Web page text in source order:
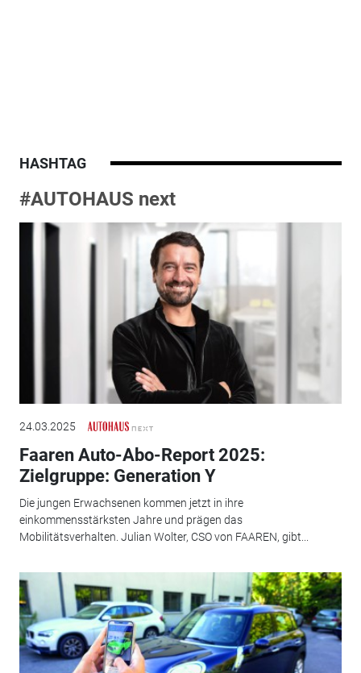
HASHTAG
#AUTOHAUS next
24.03.2025
Faaren Auto-Abo-Report 2025:
Zielgruppe: Generation Y
Die jungen Erwachsenen kommen jetzt in ihre
einkommensstärksten Jahre und prägen das
Mobilitätsverhalten. Julian Wolter, CSO von FAAREN, gibt...